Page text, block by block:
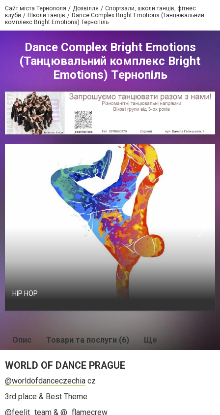
Сайт міста Тернополя Дозвілля
Спортзали, школи танців, фітнес
клуби
Школи танців
Dance Complex Bright Emotions (Танцювальний
комплекс Bright Emotions) Тернопіль
Dance Complex Bright Emotions
(Танцювальний комплекс Bright
Emotions) Тернопіль
HIP HOP
Опис Товари та послуги (6) Ще
WORLD OF DANCE PRAGUE
@worldofdanceczechia cz
3rd place & Best Theme
@feelit_team & @_flamecrew